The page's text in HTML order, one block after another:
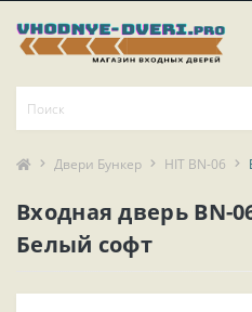
Двери Бункер HIT BN-06
Входная дверь BN-
Белый софт